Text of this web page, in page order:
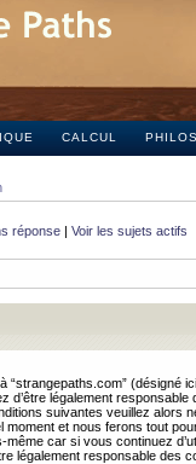
CALCUL
réponse | Voir les sujets actifs
“strangepaths.com” (désigné
d’être légalement
suivantes veuillez alors
moment et nous ferons tout
même car si vous continuez
légalement responsable des